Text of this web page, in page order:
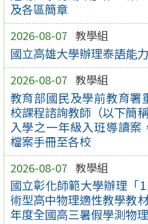
及各區簡章
2026-08-07 教學組
國立高雄大學辦理泰語能
2026-08-07 教學組
教育部國民及學前教育署
校課程諮詢教師（以下簡
入學之一年級入班導讀案
檔案手冊至各校
2026-08-07 教學組
國立彰化師範大學辦理「
術型高中物理適性教學教
年度全國高三暑假學測物理